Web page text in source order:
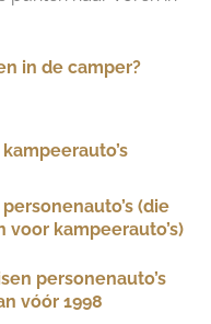
in de camper?
(die
voor kampeerauto’s)
personenauto’s
vóór 1998